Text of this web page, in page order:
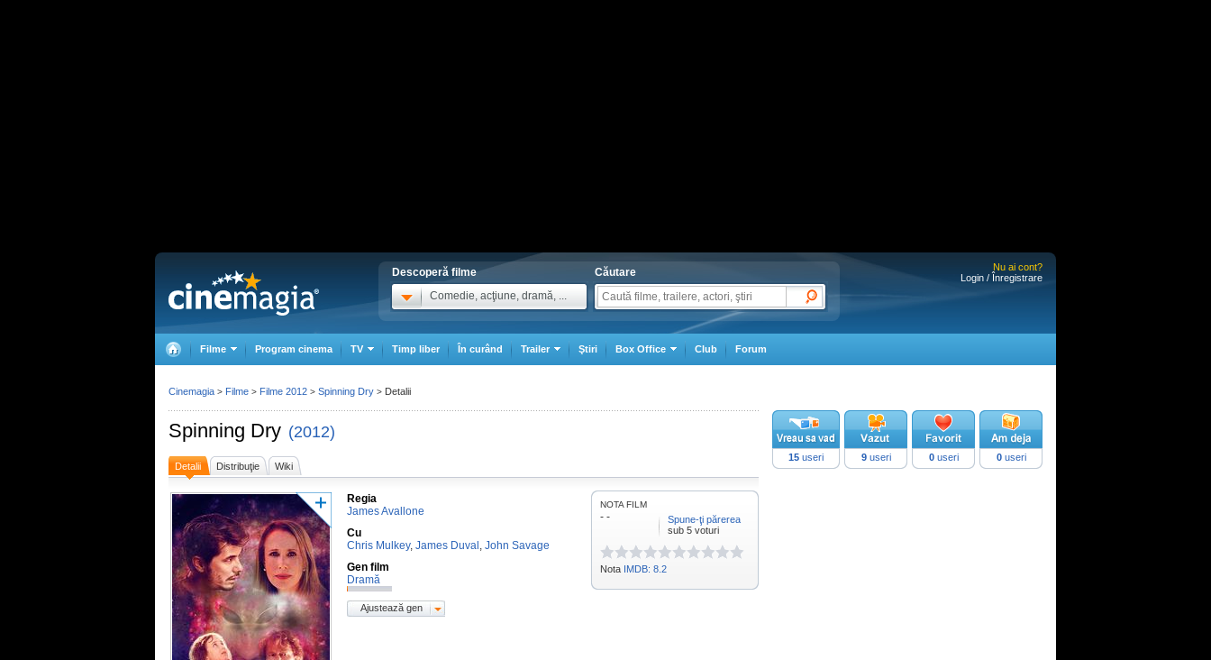
Descoperă filme
Comedie, acţiune, dramă, ...
Căutare
Nu ai cont?
Login / Înregistrare
Filme Program cinema TV Timp liber În curând Trailer Ştiri Box Office Club Forum
Spinning Dry (2012)
Detalii Distribuţie Wiki
Regia
James Avallone
Cu
Chris Mulkey, James Duval , John Savage
Gen film
Dramă
Ajustează gen
NOTA FILM
- -
Spune-ţi părerea
sub 5 voturi
Nota IMDB: 8.2
15 useri 9useri 0useri 0useri
Cinemagia > Filme > Filme 2012 > Spinning Dry > Detalii